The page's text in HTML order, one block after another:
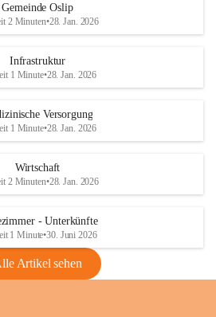
Gemeinde Oslip
2 Minuten•28. Jan. 2026
Infrastruktur
1 Minute•28. Jan. 2026
Versorgung
1 Minute•28. Jan. 2026
Wirtschaft
2 Minuten•28. Jan. 2026
- Unterkünfte
1 Minute•30. Juni 2026
Artikel sehen